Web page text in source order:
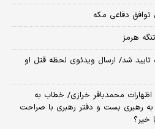
دفاعی مکه
هرمز
شد/ ارسال ویدئوی لحظه قتل او
محمدباقر خرازی/ خطاب به
رهبری بست و دفتر رهبری با صراحت
خیر؟